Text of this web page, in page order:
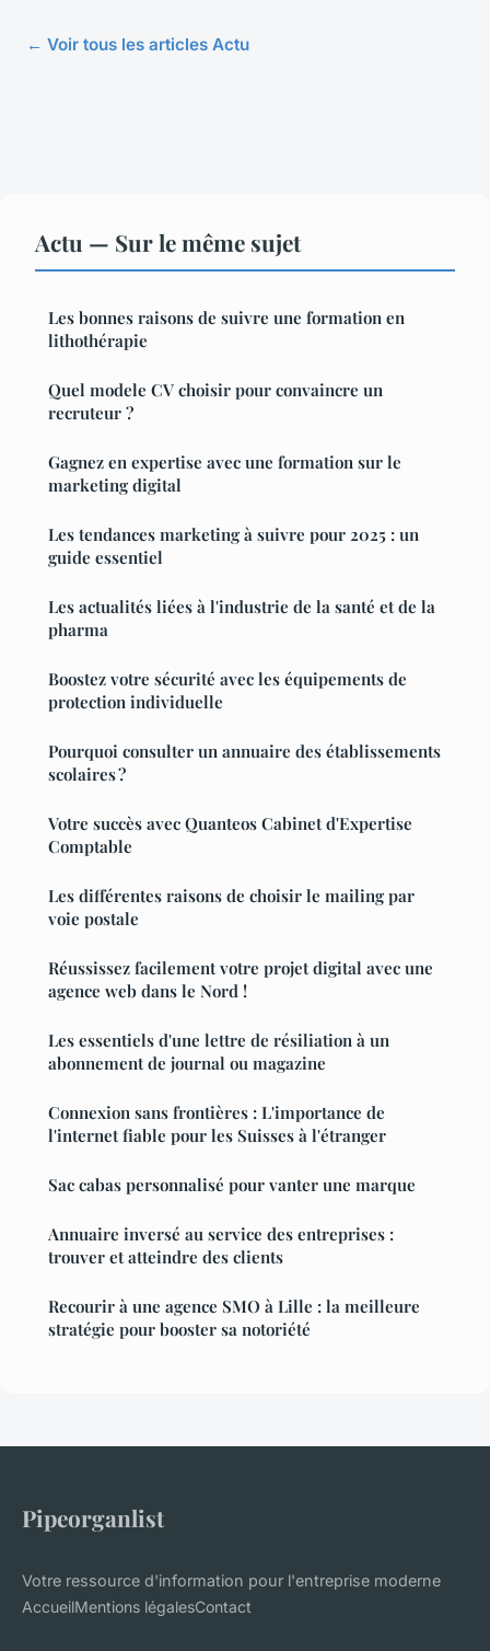
← Voir tous les articles Actu
Actu — Sur le même sujet
Les bonnes raisons de suivre une formation en
lithothérapie
Quel modele CV choisir pour convaincre un
recruteur ?
Gagnez en expertise avec une formation sur le
marketing digital
Les tendances marketing à suivre pour 2025 : un
guide essentiel
Les actualités liées à l'industrie de la santé et de la
pharma
Boostez votre sécurité avec les équipements de
protection individuelle
Pourquoi consulter un annuaire des établissements
scolaires ?
Votre succès avec Quanteos Cabinet d'Expertise
Comptable
Les différentes raisons de choisir le mailing par
voie postale
Réussissez facilement votre projet digital avec une
agence web dans le Nord !
Les essentiels d'une lettre de résiliation à un
abonnement de journal ou magazine
Connexion sans frontières : L'importance de
l'internet fiable pour les Suisses à l'étranger
Sac cabas personnalisé pour vanter une marque
Annuaire inversé au service des entreprises :
trouver et atteindre des clients
Recourir à une agence SMO à Lille : la meilleure
stratégie pour booster sa notoriété
Pipeorganlist
Votre ressource d'information pour l'entreprise moderne
AccueilMentions légalesContact